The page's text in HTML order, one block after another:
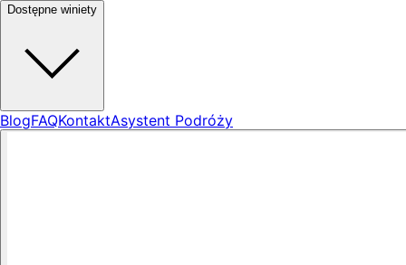
Dostępne winiety
BlogFAQKontaktAsystent Podróży